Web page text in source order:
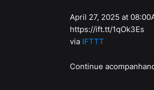
April 27, 2025 at
https://ift.tt/1qOk3Es
via IFTTT
Continue